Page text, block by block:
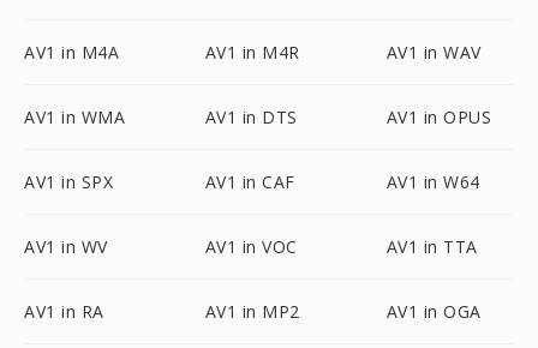
AV1 in M4A AV1 in M4R AV1 in WAV
AV1 in WMA AV1 in DTS AV1 in OPUS
AV1 in SPX AV1 in CAF AV1 in W64
AV1 in WV AV1 in VOC AV1 in TTA
AV1 in RA AV1 in MP2 AV1 in OGA